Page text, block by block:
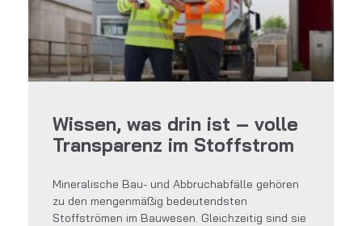
Wissen, was drin ist – volle
Transparenz im Stoffstrom
Mineralische Bau- und Abbruchabfälle gehören
zu den mengenmäßig bedeutendsten
Stoffströmen im Bauwesen. Gleichzeitig sind sie